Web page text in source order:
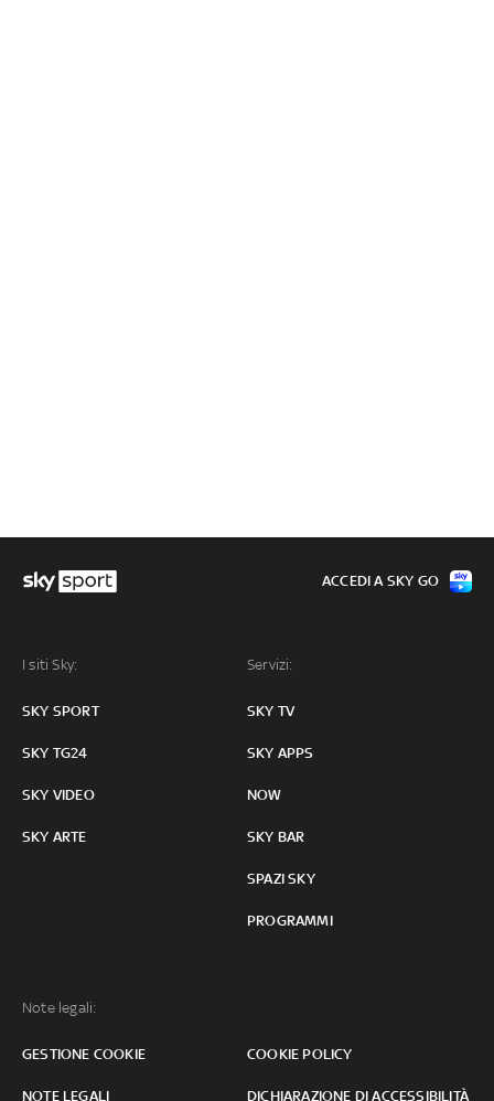
I siti Sky:
SKY SPORT
SKY TG24
SKY VIDEO
SKY ARTE
Servizi:
SKY TV
SKY APPS
NOW
SKY BAR
SPAZI SKY
PROGRAMMI
Note legali:
GESTIONE COOKIE COOKIE POLICY
NOTE LEGALI DICHIARAZIONE DI ACCESSIBILITÀ
ACCEDI A SKY GO